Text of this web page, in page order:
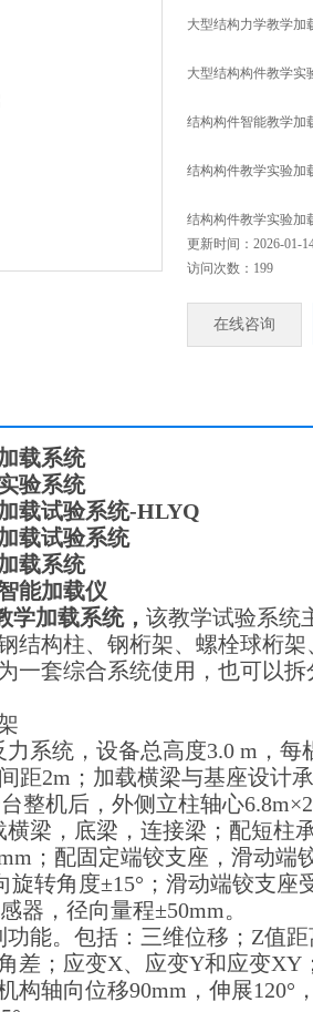
大型结构力学教学加
大型结构构件教学实
结构构件智能教学加
结构构件教学实验加
结构构件教学实验加
更新时间：2026-01-
访问次数：199
在线咨询
载系统
验系统
载试验系统-HLYQ
载试验系统
载系统
能加载仪
学加载系统， 该教学试验系统
结构柱、钢桁架、螺栓球桁
一套综合系统使用，也可以
力系统，设备总高度3.0 m，
距2m；加载横梁与基座设计
整机后，外侧立柱轴心
横梁，底梁，连接梁；配短柱
；配固定端铰支座，滑动端
旋转角度±15°；滑动端铰支座
器，径向量程±50mm。
功能。包括：三维位移；Z值
差；应变X、应变Y和应变XY
构轴向位移90mm，伸展120°